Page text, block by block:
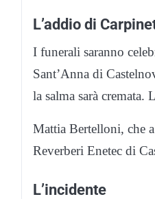
L’addio di
I funerali saranno
Sant’Anna di
la salma sarà
Mattia Bertelloni, che
Reverberi Enetec di
L’incidente